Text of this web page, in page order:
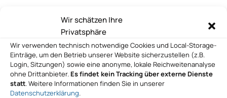
Wir schätzen Ihre
Privatsphäre
Wir verwenden technisch notwendige Cookies und Local-Storage-
Einträge, um den Betrieb unserer Website sicherzustellen (z.B.
Login, Sitzungen) sowie eine anonyme, lokale Reichweitenanalyse
ohne Drittanbieter. Es findet kein Tracking über externe Dienste
statt. Weitere Informationen finden Sie in unserer
Datenschutzerklärung.